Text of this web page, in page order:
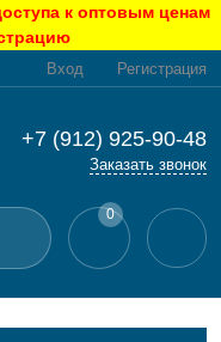
к оптовым ценам
Вход Регистрация
+7 (912) 925-90-48
Заказать звонок
0